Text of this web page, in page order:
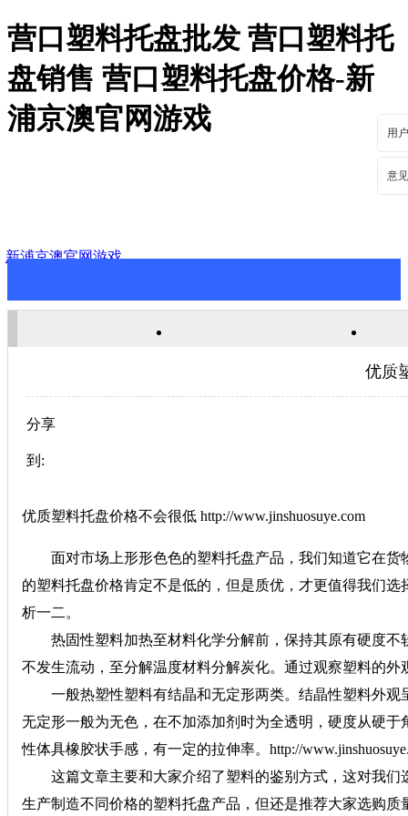
营口塑料托盘批发 营口塑料托
盘销售 营口塑料托盘价格-新
浦京澳官网游戏
用
意
新浦京澳官网游戏
新
优质
分享
到:
优质塑料托盘价格不会很低 http://www.jinshuosuye.com
面对市场上形形色色的塑料托盘产品，我们知道它在货
的塑料托盘价格肯定不是低的，但是质优，才更值得我们
析一二。
热固性塑料加热至材料化学分解前，保持其原有硬度不
不发生流动，至分解温度材料分解炭化。通过观察塑料的
一般热塑性塑料有结晶和无定形两类。结晶性塑料外观
无定形一般为无色，在不加添加剂时为全透明，硬度从硬
性体具橡胶状手感，有一定的拉伸率。http://
这篇文章主要和大家介绍了塑料的鉴别方式，这对我们
生产制造不同价格的塑料托盘产品，但还是推荐大家选购